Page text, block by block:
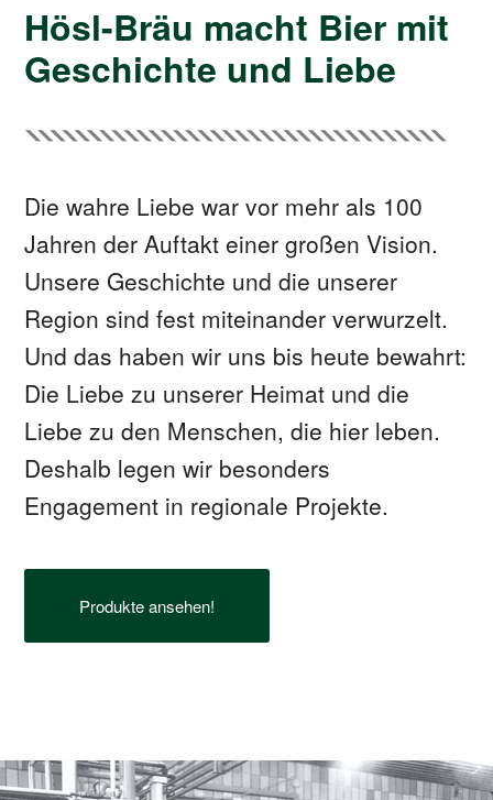
Hösl-Bräu macht Bier mit
Geschichte und Liebe
Die wahre Liebe war vor mehr als 100
Jahren der Auftakt einer großen Vision.
Unsere Geschichte und die unserer
Region sind fest miteinander verwurzelt.
Und das haben wir uns bis heute bewahrt:
Die Liebe zu unserer Heimat und die
Liebe zu den Menschen, die hier leben.
Deshalb legen wir besonders
Engagement in regionale Projekte.
Produkte ansehen!